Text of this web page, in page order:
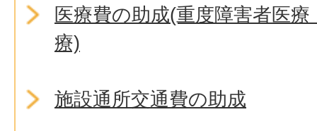
医療費の助成(重度障害者医
療)
施設通所交通費の助成